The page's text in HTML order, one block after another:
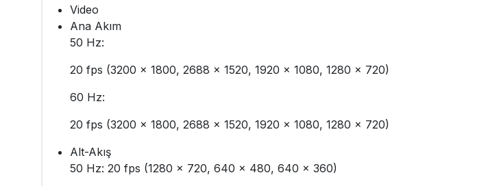
Video
Ana Akım
50 Hz:
20 fps (3200 × 1800, 2688 × 1520, 1920 × 1080, 1280 × 720)
60 Hz:
20 fps (3200 × 1800, 2688 × 1520, 1920 × 1080, 1280 × 720)
Alt-Akış
50 Hz: 20 fps (1280 × 720, 640 × 480, 640 × 360)